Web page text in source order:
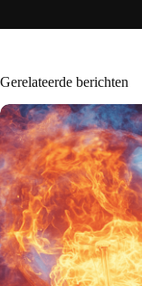
Gerelateerde berichten